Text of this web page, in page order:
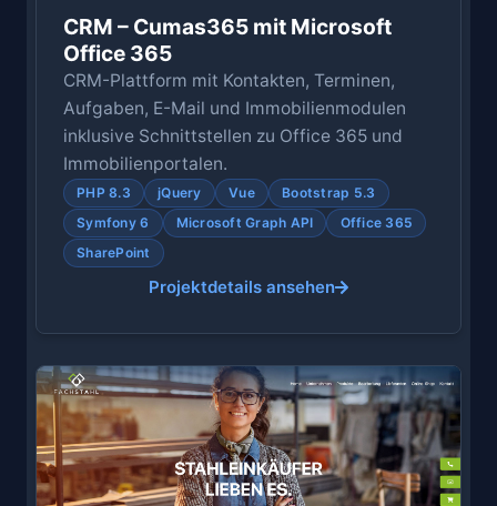
CRM – Cumas365 mit Microsoft
Office 365
CRM-Plattform mit Kontakten, Terminen,
Aufgaben, E-Mail und Immobilienmodulen
inklusive Schnittstellen zu Office 365 und
Immobilienportalen.
PHP 8.3 jQuery Vue
Bootstrap 5.3
Symfony 6
Microsoft Graph API
Office 365
SharePoint
Projektdetails ansehen